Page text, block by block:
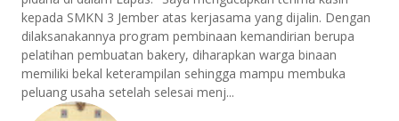
kepada SMKN 3 Jember atas kerjasama yang dijalin. Dengan
dilaksanakannya program pembinaan kemandirian berupa
pelatihan pembuatan bakery, diharapkan warga binaan
memiliki bekal keterampilan sehingga mampu membuka
peluang usaha setelah selesai menj...